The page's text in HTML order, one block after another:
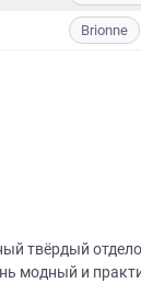
Brionne
твёрдый
модный и